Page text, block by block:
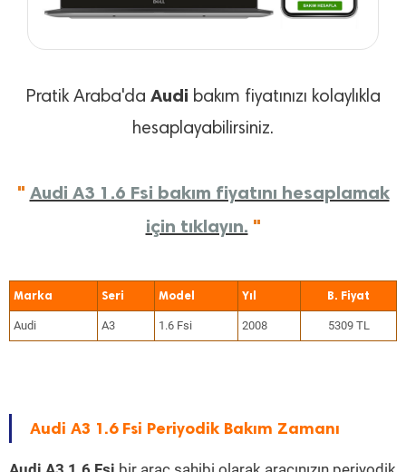
Pratik Araba'da Audi bakım fiyatınızı kolaylıkla
hesaplayabilirsiniz.
" Audi A3 1.6 Fsi bakım fiyatını hesaplamak
için tıklayın. "
Marka Seri Model Yıl
Audi A3 1.6 Fsi 2008 5309 TL
Audi A3 1.6 Fsi Periyodik Bakım Zamanı